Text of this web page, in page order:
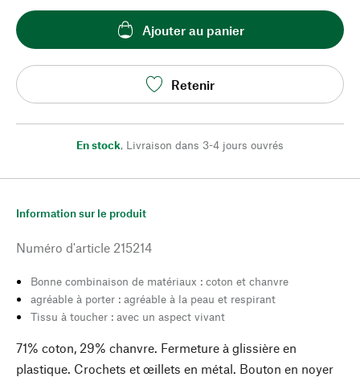
Ajouter au panier
Retenir
En stock, Livraison dans 3-4 jours ouvrés
Information sur le produit
Numéro d'article 215214
Bonne combinaison de matériaux : coton et chanvre
agréable à porter : agréable à la peau et respirant
Tissu à toucher : avec un aspect vivant
71% coton, 29% chanvre. Fermeture à glissière en
plastique. Crochets et œillets en métal. Bouton en noyer